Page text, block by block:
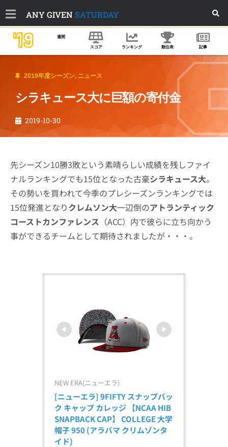
ANY GIVEN SATURDAY
'19 週間
スコア ランキング 順位表 記事
2019年度シーズン, ニュース
シラキュース大に巨額の寄付金
2019-10-30
先シーズン10勝3敗という素晴らしい成績を残しファイ
ナルランキングでも15位となった古豪シラキュース大。
その勢いを買われて今季のプレシーズンランキングでは
15位発進となりクレムソン大一辺倒のアトランティック
コーストカンファレンス （ACC）内で彼らに立ち向かう
事ができるチームとして期待されましたが・・・。
NEW ERA(ニューエラ)
[ニューエラ] 9FIFTY スナップバッ
ク キャップ カレッジ 【NCAA HIB
SNAPBACK CAP】 COLLEGE 大学
帽子 950 (アラバマ クリムゾンタ
イド)